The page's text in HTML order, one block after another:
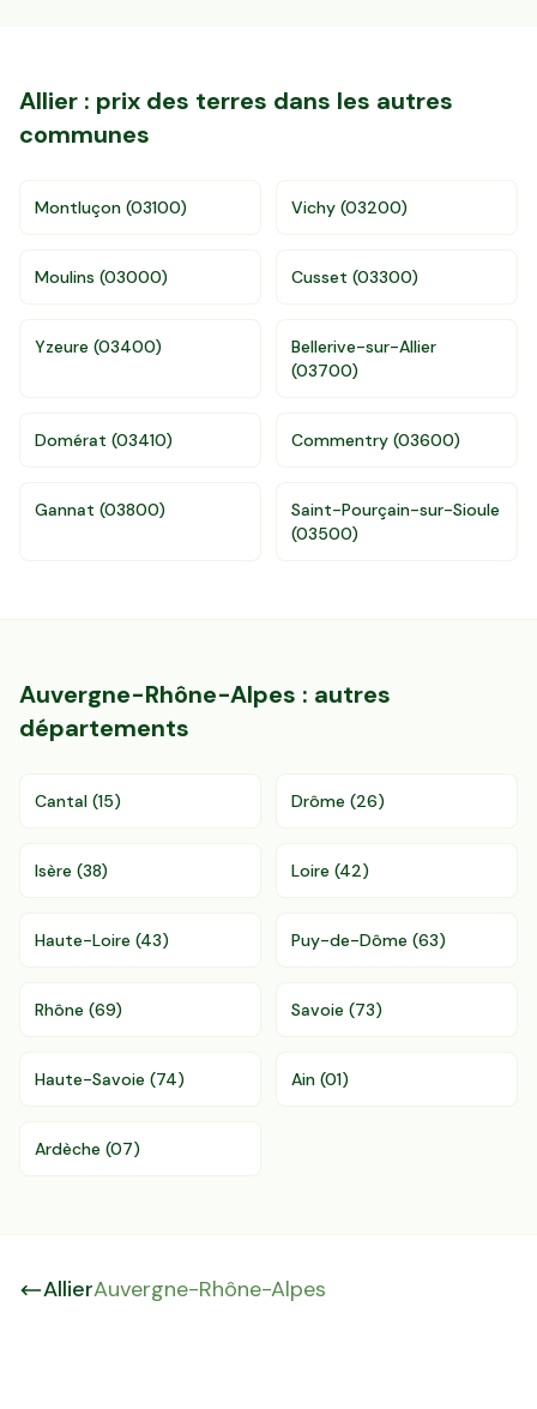
Allier : prix des terres dans les autres
communes
Montluçon (03100) Vichy (03200)
Moulins (03000) Cusset (03300)
Yzeure (03400)
Bellerive-sur-Allier
(03700)
Domérat (03410) Commentry (03600)
Gannat (03800)
Saint-Pourçain-sur-Sioule
(03500)
Auvergne-Rhône-Alpes : autres
départements
Cantal (15) Drôme (26)
Isère (38) Loire (42)
Haute-Loire (43) Puy-de-Dôme (63)
Rhône (69) Savoie (73)
Haute-Savoie (74) Ain (01)
Ardèche (07)
AllierAuvergne-Rhône-Alpes
Accès gratuit illimité
Donnees de valeurs foncières officielles
96 departements